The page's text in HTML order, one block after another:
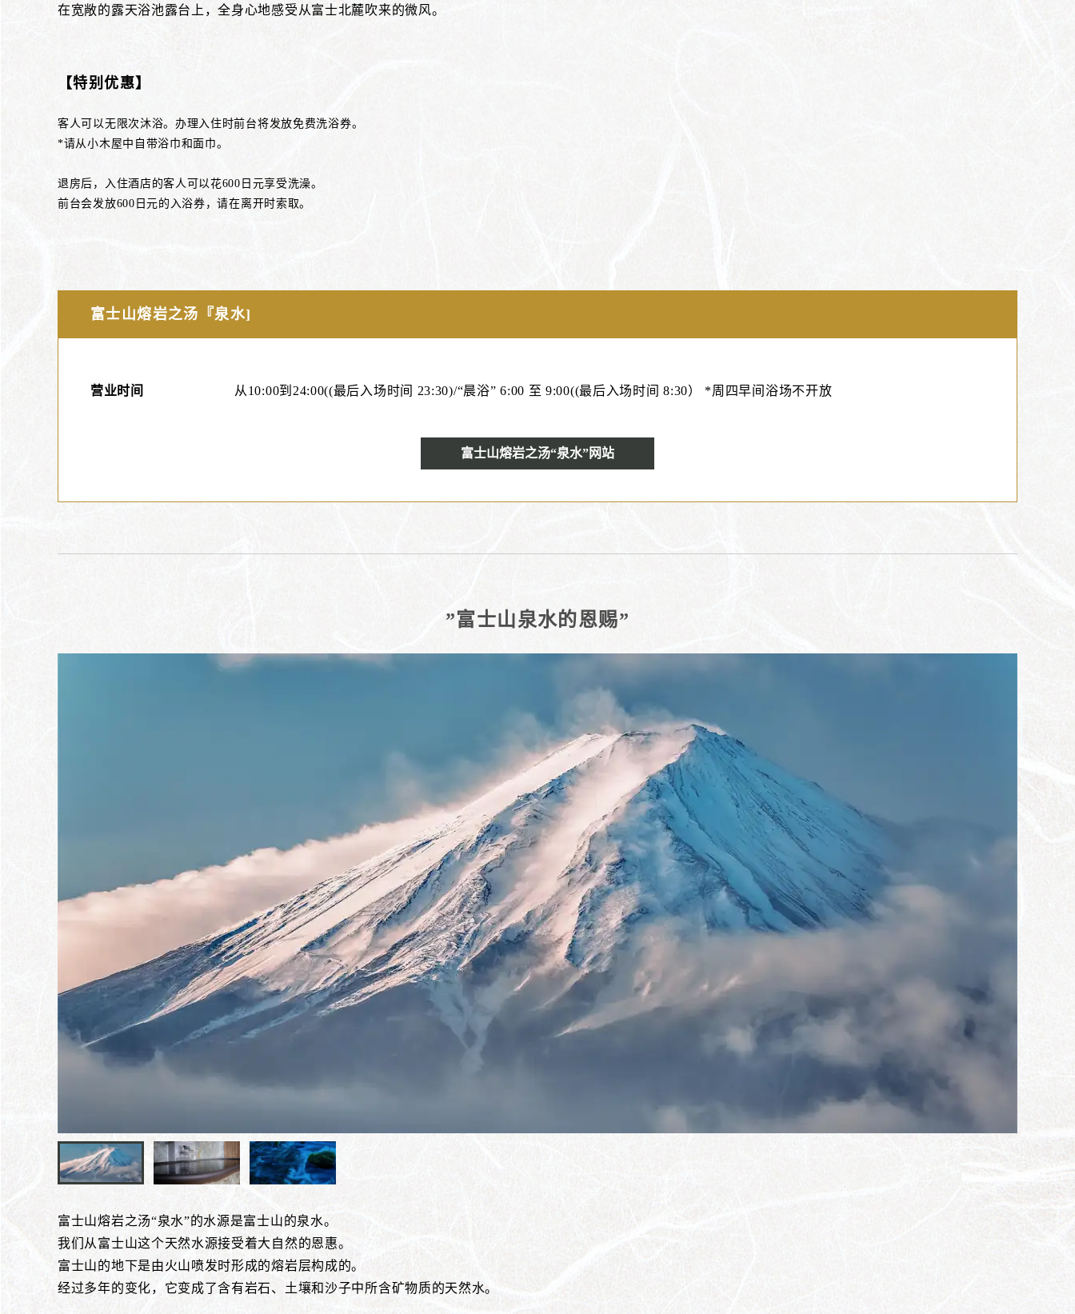
在宽敞的露天浴池露台上，全身心地感受从富士北麓吹来的微风。
【特别优惠】
客人可以无限次沐浴。办理入住时前台将发放免费洗浴券。
*请从小木屋中自带浴巾和面巾。
退房后，入住酒店的客人可以花600日元享受洗澡。
前台会发放600日元的入浴券，请在离开时索取。
富士山熔岩之汤『泉水]
营业时间 从10:00到24:00((最后入场时间 23:30)/“晨浴” 6:00 至 9:00((最后入场时间 8:30） *周四早间浴场不开放
富士山熔岩之汤“泉水”网站
”富士山泉水的恩赐”
富士山熔岩之汤“泉水”的水源是富士山的泉水。
我们从富士山这个天然水源接受着大自然的恩惠。
富士山的地下是由火山喷发时形成的熔岩层构成的。
经过多年的变化，它变成了含有岩石、土壤和沙子中所含矿物质的天然水。